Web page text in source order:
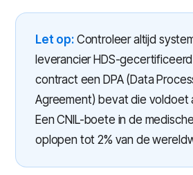
Let op:Controleer altijd
leverancier HDS-
contract een DPA (Data
Agreement) bevat die voldoet
Een CNIL-boete in de
oplopen tot 2% van de